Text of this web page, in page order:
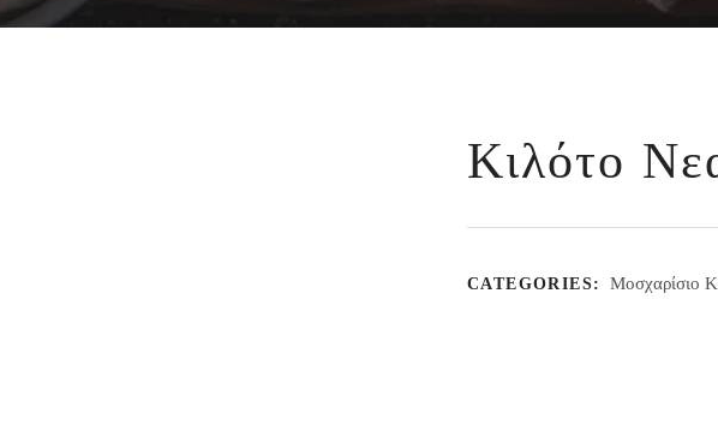
Κιλότο
CATEGORIES: Μοσχαρίσιο